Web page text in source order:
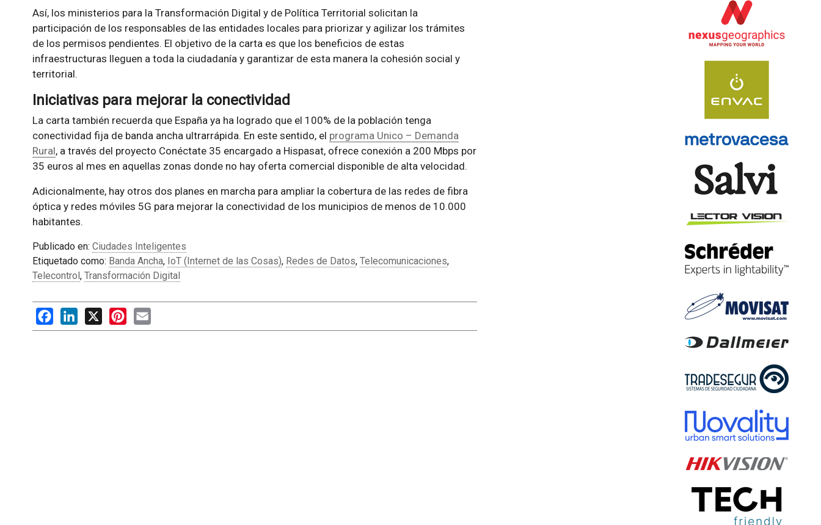
Así, los ministerios para la Transformación Digital y de Política Territorial solicitan la
participación de los responsables de las entidades locales para priorizar y agilizar los trámites
de los permisos pendientes. El objetivo de la carta es que los beneficios de estas
infraestructuras lleguen a toda la ciudadanía y garantizar de esta manera la cohesión social y
territorial.
Iniciativas para mejorar la conectividad
La carta también recuerda que España ya ha logrado que el 100% de la población tenga
conectividad fija de banda ancha ultrarrápida. En este sentido, el programa Unico – Demanda
Rural, a través del proyecto Conéctate 35 encargado a Hispasat, ofrece conexión a 200 Mbps por
35 euros al mes en aquellas zonas donde no hay oferta comercial disponible de alta velocidad.
Adicionalmente, hay otros dos planes en marcha para ampliar la cobertura de las redes de fibra
óptica y redes móviles 5G para mejorar la conectividad de los municipios de menos de 10.000
habitantes.
Publicado en: Ciudades Inteligentes
Etiquetado como: Banda Ancha, IoT (Internet de las Cosas), Redes de Datos, Telecomunicaciones,
Telecontrol, Transformación Digital
FacebookLinkedIn
X PinterestEmail